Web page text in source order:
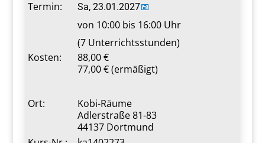
Termin:
Sa, 23.01.2027📅
von 10:00 bis 16:00 Uhr
(7 Unterrichtsstunden)
Kosten:
88,00 €
77,00 € (ermäßigt)
Ort:
Kobi-Räume
Adlerstraße 81-83
44137 Dortmund